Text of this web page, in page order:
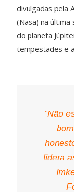
divulgadas pela
(Nasa) na
do planeta
tempestades e
“Não
lidera